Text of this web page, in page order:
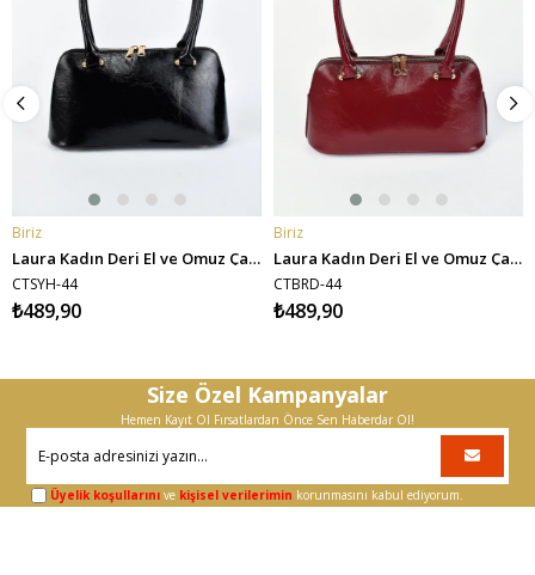
SEPETE EKLE
Biriz
Laura Kadın Deri El ve Omuz Çantası - Siyah
CTSYH-44
₺489,90
SEPETE EKLE
Biriz
Laura Kadın Deri El ve Omuz Çantası - Bordo
CTBRD-44
₺489,90
Size Özel Kampanyalar
Hemen Kayıt Ol Fırsatlardan Önce Sen Haberdar Ol!
Üyelik koşullarını ve kişisel verilerimin korunmasını kabul ediyorum.